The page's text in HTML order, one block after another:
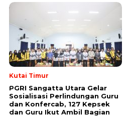
Kutai Timur
PGRI Sangatta Utara Gelar
Sosialisasi Perlindungan Guru
dan Konfercab, 127 Kepsek
dan Guru Ikut Ambil Bagian